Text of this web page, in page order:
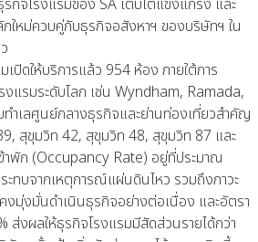
กิจโรงแรมของ SA เติบโตแข็งแกร่ง และ
ใหม่ควบคู่กับธุรกิจอสังหาฯ ของบริษัทฯ ใน
ให้บริการแล้ว 954 ห้อง ภายใต้การ
แรมระดับโลก เช่น Wyndham, Ramada,
ำเลศูนย์กลางธุรกิจและย่านท่องเที่ยวสำคัญ
สุขุมวิท 42, สุขุมวิท 48, สุขุมวิท 87 และ
าพัก (Occupancy Rate) อยู่ที่ประมาณ
ะทบจากเหตุการณ์แผ่นดินไหว รวมถึงภาวะ
มุ่งมั่นดำเนินธุรกิจอย่างต่อเนื่อง และอัตรา
ส่งผลให้ธุรกิจโรงแรมมีสัดส่วนรายได้กว่า